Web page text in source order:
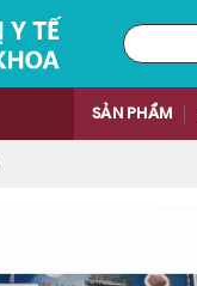
Tìm
kiếm:
SẢN PHẨM